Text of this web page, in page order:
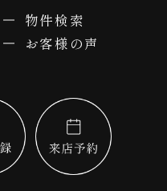
物件検索
お客様の声